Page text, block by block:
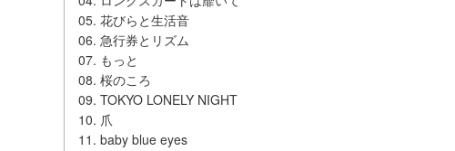
05. 花びらと生活音
06. 急行券とリズム
07. もっと
08. 桜のころ
09. TOKYO LONELY NIGHT
10. 爪
11. baby blue eyes